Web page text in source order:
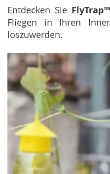
Entdecken Sie FlyTrap™
Fliegen in Ihren
loszuwerden.